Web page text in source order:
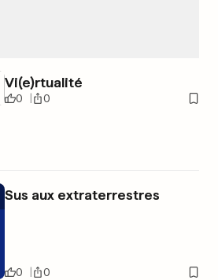
Vi(e)rtualité
0 0
Sus aux extraterrestres
0 0